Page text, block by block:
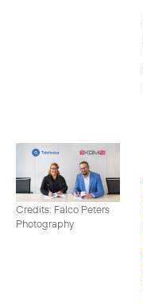
Credits: Falco Peters
Photography